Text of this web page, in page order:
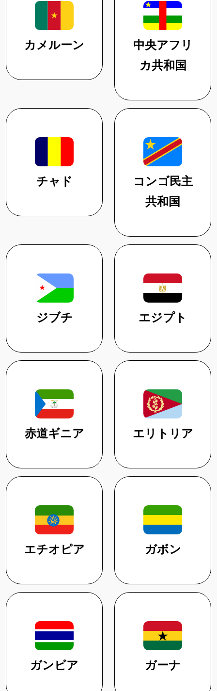
カメルーン
中央アフリ
カ共和国
チャド
コンゴ民主
共和国
ジブチ エジプト
赤道ギニア エリトリア
エチオピア ガボン
ガンビア ガーナ